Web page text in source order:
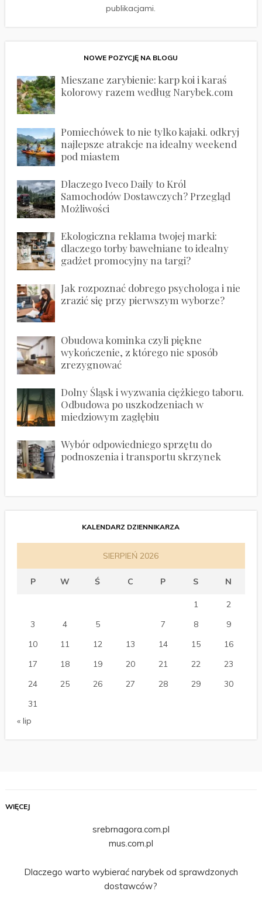
publikacjami.
NOWE POZYCJĘ NA BLOGU
Mieszane zarybienie: karp koi i karaś
kolorowy razem według Narybek.com
Pomiechówek to nie tylko kajaki. odkryj
najlepsze atrakcje na idealny weekend
pod miastem
Dlaczego Iveco Daily to Król
Samochodów Dostawczych? Przegląd
Możliwości
Ekologiczna reklama twojej marki:
dlaczego torby bawełniane to idealny
gadżet promocyjny na targi?
Jak rozpoznać dobrego psychologa i nie
zrazić się przy pierwszym wyborze?
Obudowa kominka czyli piękne
wykończenie, z którego nie sposób
zrezygnować
Dolny Śląsk i wyzwania ciężkiego taboru.
Odbudowa po uszkodzeniach w
miedziowym zagłębiu
Wybór odpowiedniego sprzętu do
podnoszenia i transportu skrzynek
KALENDARZ DZIENNIKARZA
SIERPIEŃ 2026
P W Ś C P S N
1
2
3
4 5 7 8
9
10
11 12 13 14 15
16
17
18 19 20 21 22
23
24
25 26 27 28 29
30
31
« lip
WIĘCEJ
srebrnagora.com.pl
mus.com.pl
Dlaczego warto wybierać narybek od sprawdzonych
dostawców?